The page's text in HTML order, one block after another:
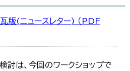
版(ニュースレター) （PDF
討は、今回のワークショップで